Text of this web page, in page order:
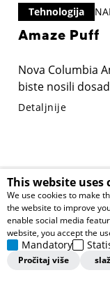
Tehnologija
Amaze Puff
Nova Columbia
biste nosili dosadne jakne
pronašla
Detaljnije
Pomoć pri kupovini
Korisnički servis
Informacije
This website uses
We use cookies to make
the website to improve
enable social media
website, you accept the
Mandatory
Pročitaj više